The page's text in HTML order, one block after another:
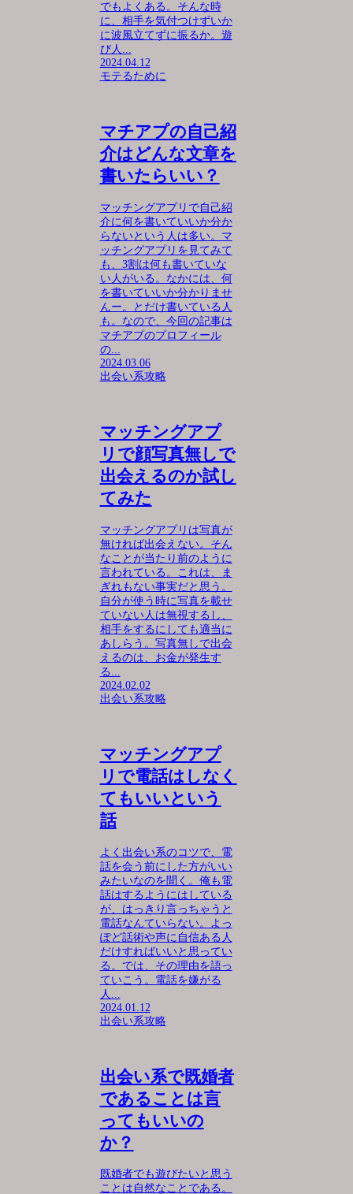
でもよくある。そんな時
に、相手を気付つけずいか
に波風立てずに振るか。遊
び人...
2024.04.12
モテるために
マチアプの自己紹
介はどんな文章を
書いたらいい？
マッチングアプリで自己紹
介に何を書いていいか分か
らないという人は多い。マ
ッチングアプリを見てみて
も、3割は何も書いていな
い人がいる。なかには、何
を書いていいか分かりませ
んー。とだけ書いている人
も。なので、今回の記事は
マチアプのプロフィール
の...
2024.03.06
出会い系攻略
マッチングアプ
リで顔写真無しで
出会えるのか試し
てみた
マッチングアプリは写真が
無ければ出会えない。そん
なことが当たり前のように
言われている。これは、ま
ぎれもない事実だと思う。
自分が使う時に写真を載せ
ていない人は無視するし、
相手をするにしても適当に
あしらう。写真無しで出会
えるのは、お金が発生す
る...
2024.02.02
出会い系攻略
マッチングアプ
リで電話はしなく
てもいいという
話
よく出会い系のコツで、電
話を会う前にした方がいい
みたいなのを聞く。俺も電
話はするようにはしている
が、はっきり言っちゃうと
電話なんていらない。よっ
ぽど話術や声に自信ある人
だけすればいいと思ってい
る。では、その理由を語っ
ていこう。電話を嫌がる
人...
2024.01.12
出会い系攻略
出会い系で既婚者
であることは言
ってもいいの
か？
既婚者でも遊びたいと思う
ことは自然なことである。